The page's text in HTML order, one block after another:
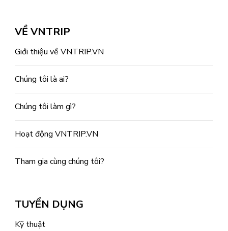
VỀ VNTRIP
Giới thiệu về VNTRIP.VN
Chúng tôi là ai?
Chúng tôi làm gì?
Hoạt động VNTRIP.VN
Tham gia cùng chúng tôi?
TUYỂN DỤNG
Kỹ thuật